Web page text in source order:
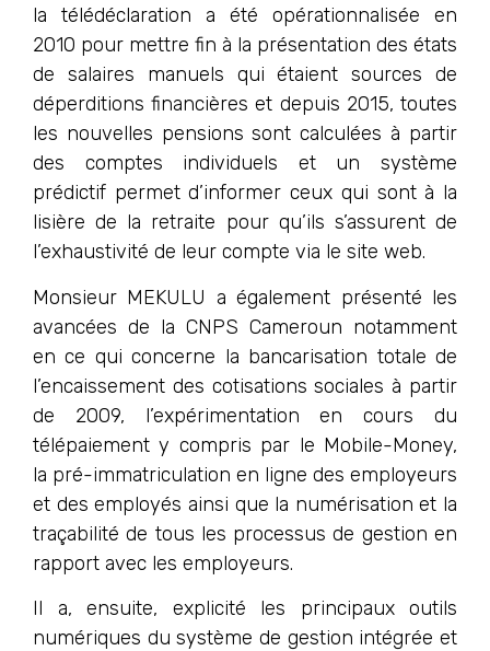
la télédéclaration a été opérationnalisée en
2010 pour mettre fin à la présentation des états
de salaires manuels qui étaient sources de
déperditions financières et depuis 2015, toutes
les nouvelles pensions sont calculées à partir
des comptes individuels et un système
prédictif permet d’informer ceux qui sont à la
lisière de la retraite pour qu’ils s’assurent de
l’exhaustivité de leur compte via le site web.
Monsieur MEKULU a également présenté les
avancées de la CNPS Cameroun notamment
en ce qui concerne la bancarisation totale de
l’encaissement des cotisations sociales à partir
de 2009, l’expérimentation en cours du
télépaiement y compris par le Mobile-Money,
la pré-immatriculation en ligne des employeurs
et des employés ainsi que la numérisation et la
traçabilité de tous les processus de gestion en
rapport avec les employeurs.
Il a, ensuite, explicité les principaux outils
numériques du système de gestion intégrée et